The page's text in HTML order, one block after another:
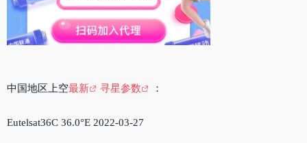
中国地区上空最新 寻星参数 ：
Eutelsat36C 36.0°E 2022-03-27